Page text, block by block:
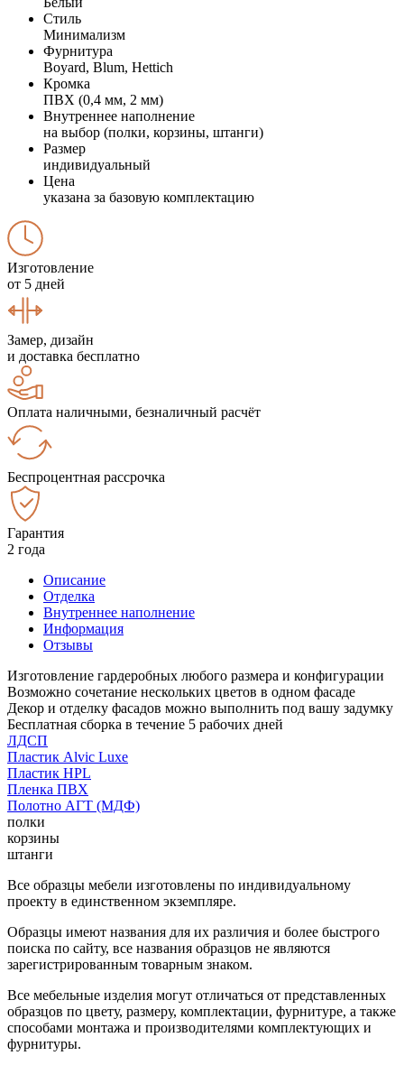
Стиль
Минимализм
Фурнитура
Boyard, Blum, Hettich
Кромка
ПВХ (0,4 мм, 2 мм)
Внутреннее наполнение
на выбор (полки, корзины, штанги)
Размер
индивидуальный
Цена
указана за базовую комплектацию
Изготовление
от 5 дней
Замер, дизайн
и доставка бесплатно
Оплата наличными, безналичный расчёт
Беспроцентная рассрочка
Гарантия
2 года
Описание
Отделка
Внутреннее наполнение
Информация
Отзывы
Изготовление гардеробных любого размера и конфигурации
Возможно сочетание нескольких цветов в одном фасаде
Декор и отделку фасадов можно выполнить под вашу задумку
Бесплатная сборка в течение 5 рабочих дней
ЛДСП
Пластик Alvic Luxe
Пластик HPL
Пленка ПВХ
Полотно АГТ (МДФ)
полки
корзины
штанги
Все образцы мебели изготовлены по индивидуальному
проекту в единственном экземпляре.
Образцы имеют названия для их различия и более быстрого
поиска по сайту, все названия образцов не являются
зарегистрированным товарным знаком.
Все мебельные изделия могут отличаться от представленных
образцов по цвету, размеру, комплектации, фурнитуре, а также
способами монтажа и производителями комплектующих и
фурнитуры.